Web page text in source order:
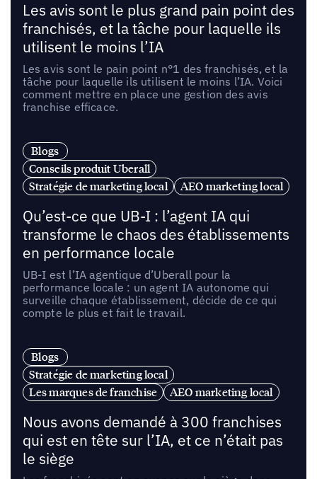
Les avis sont le plus grand pain point des
franchisés, et la tâche pour laquelle ils
utilisent le moins l’IA
Les avis sont le pain point n°1 des franchisés, et la
tâche pour laquelle ils utilisent le moins l’IA. Voici
comment mettre en place une gestion des avis
franchise efficace.
Blogs
Conseils produit Uberall
Stratégie de marketing local
AEO marketing local
Qu’est-ce que UB-I : l’agent IA qui
transforme le chaos des établissements
en performance locale
UB-I est l’IA agentique d’Uberall pour la
performance locale : un agent IA autonome qui
surveille chaque établissement, décide de ce qui
compte le plus et fait le travail.
Blogs
Stratégie de marketing local
Les marques de franchise
AEO marketing local
Nous avons demandé à 300 franchises
qui est en tête sur l’IA, et ce n’était pas
le siège